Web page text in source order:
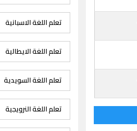
تعلم اللغة الاسبانية
تعلم اللغة الايطالية
تعلم اللغة السويدية
تعلم اللغة النرويجية